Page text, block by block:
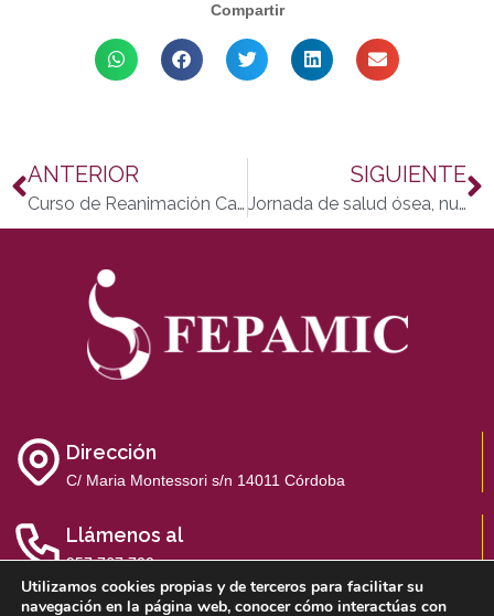
Compartir
ANTERIOR
Curso de Reanimación Cardio Pulmonar y Desfibrilador Semiautomático, con intérprete de lenguaje de signos y gratuito
SIGUIENTE
Jornada de salud ósea, nutrición y cerveza
Dirección
C/ Maria Montessori s/n 14011 Córdoba
Llámenos al
957 767 700
Utilizamos cookies propias y de terceros para facilitar su
navegación en la página web, conocer cómo interactúas con